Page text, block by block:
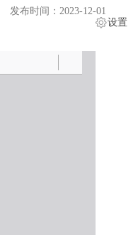
发布时间：2023-12-01
设置